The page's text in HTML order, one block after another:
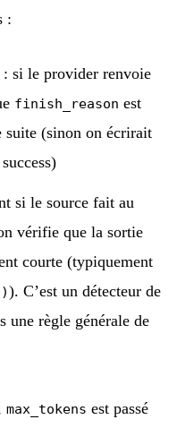
:
: si le provider renvoie
finish_reason est
suite (sinon on écrirait
si le source fait au
vérifie que la sortie
courte (typiquement
). C’est un détecteur de
une règle générale de
max_tokens est passé